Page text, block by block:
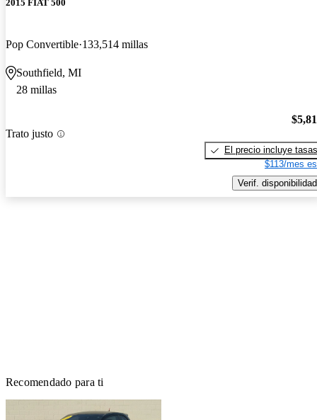
2015 FIAT 500
Pop Convertible 133,514 millas
Southfield, MI
28 millas
Trato justo
El precio incluye tasas
$113/mes
Verif. disponibilidad
Recomendado para ti